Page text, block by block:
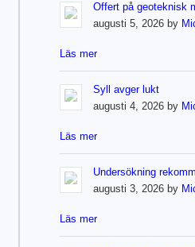
Offert på geoteknisk
augusti 5, 2026 by
Läs mer
Syll avger lukt
augusti 4, 2026 by
Läs mer
Undersökning
augusti 3, 2026 by
Läs mer